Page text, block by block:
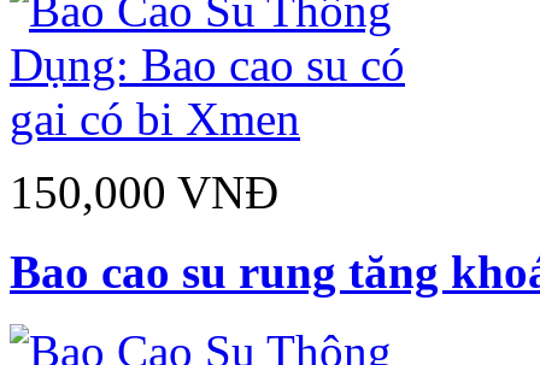
150,000 VNĐ
Bao cao su rung tăng